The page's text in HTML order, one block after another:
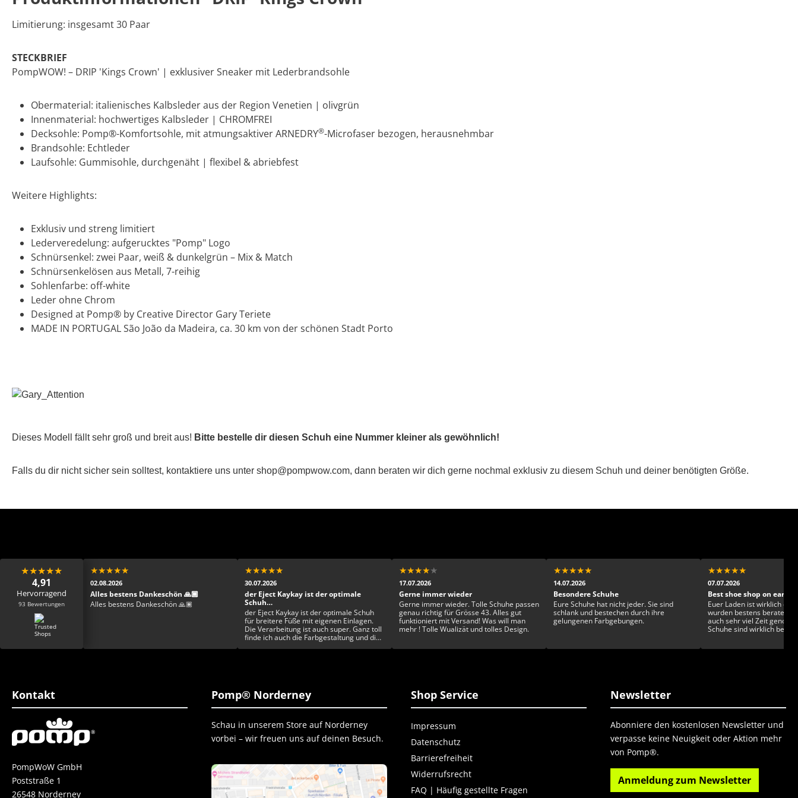
Limitierung: insgesamt 30 Paar
STECKBRIEF
PompWOW! – DRIP 'Kings Crown' | exklusiver Sneaker mit Lederbrandsohle
Obermaterial: italienisches Kalbsleder aus der Region Venetien | olivgrün
Innenmaterial: hochwertiges Kalbsleder | CHROMFREI
Decksohle: Pomp®-Komfortsohle, mit atmungsaktiver ARNEDRY®-Microfaser bezogen, herausnehmbar
Brandsohle: Echtleder
Laufsohle: Gummisohle, durchgenäht | flexibel & abriebfest
Weitere Highlights:
Exklusiv und streng limitiert
Lederveredelung: aufgerucktes "Pomp" Logo
Schnürsenkel: zwei Paar, weiß & dunkelgrün – Mix & Match
Schnürsenkelösen aus Metall, 7-reihig
Sohlenfarbe: off-white
Leder ohne Chrom
Designed at Pomp® by Creative Director Gary Teriete
MADE IN PORTUGAL São João da Madeira, ca. 30 km von der schönen Stadt Porto
Dieses Modell fällt sehr groß und breit aus! Bitte bestelle dir diesen Schuh eine Nummer kleiner als gewöhnlich!
Falls du dir nicht sicher sein solltest, kontaktiere uns unter shop@pompwow.com, dann beraten wir dich gerne nochmal exklusiv zu diesem Schuh und deiner benötigten Größe.
★★★★★
4,91
Hervorragend
93 Bewertungen
toller Schuh,
ist zum
netter Kontakt.
ist einfach der
und ich bin froh
★★★★★
02.08.2026
Alles bestens Dankeschön 🙏🏾
Alles bestens Dankeschön 🙏🏾
★★★★★
30.07.2026
der Eject Kaykay ist der optimale
Schuh…
der Eject Kaykay ist der optimale Schuh
für breitere Füße mit eigenen Einlagen.
Die Verarbeitung ist auch super. Ganz toll
finde ich auch die Farbgestaltung und die
★★★★★
17.07.2026
Gerne immer wieder
Gerne immer wieder. Tolle Schuhe passen
genau richtig für Grösse 43. Alles gut
funktioniert mit Versand! Was will man
mehr ! Tolle Wualizät und tolles Design.
★★★★★
14.07.2026
Besondere Schuhe
Eure Schuhe hat nicht jeder. Sie sind
schlank und bestechen durch ihre
gelungenen Farbgebungen.
★★★★★
07.07.2026
Best shoe shop on earth!
Euer Laden ist wirklich
wurden bestens beraten
auch sehr viel Zeit
Schuhe sind wirklich
Kontakt
PompWoW GmbH
Poststraße 1
26548 Norderney
Pomp® Norderney
Schau in unserem Store auf Norderney
vorbei – wir freuen uns auf deinen Besuch.
Shop Service
Impressum
Datenschutz
Barrierefreiheit
Widerrufsrecht
FAQ | Häufig gestellte Fragen
Newsletter
Abonniere den kostenlosen Newsletter und
verpasse keine Neuigkeit oder Aktion mehr
von Pomp®.
Anmeldung zum Newsletter